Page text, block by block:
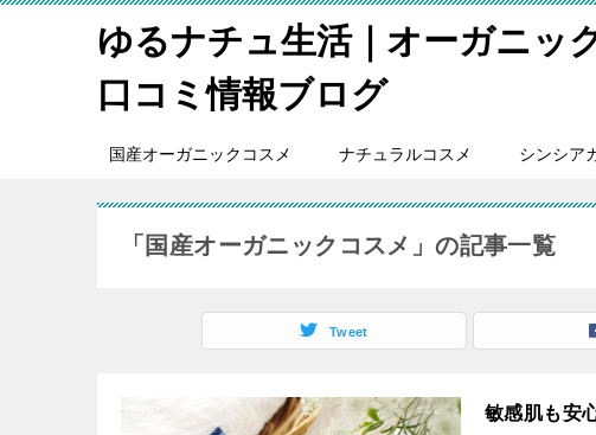
ゆるナチュ生活｜オーガニッ
口コミ情報ブログ
国産オーガニックコスメ ナチュラルコスメ シンシア
「国産オーガニックコスメ」の記事一覧
Tweet
敏感肌も安